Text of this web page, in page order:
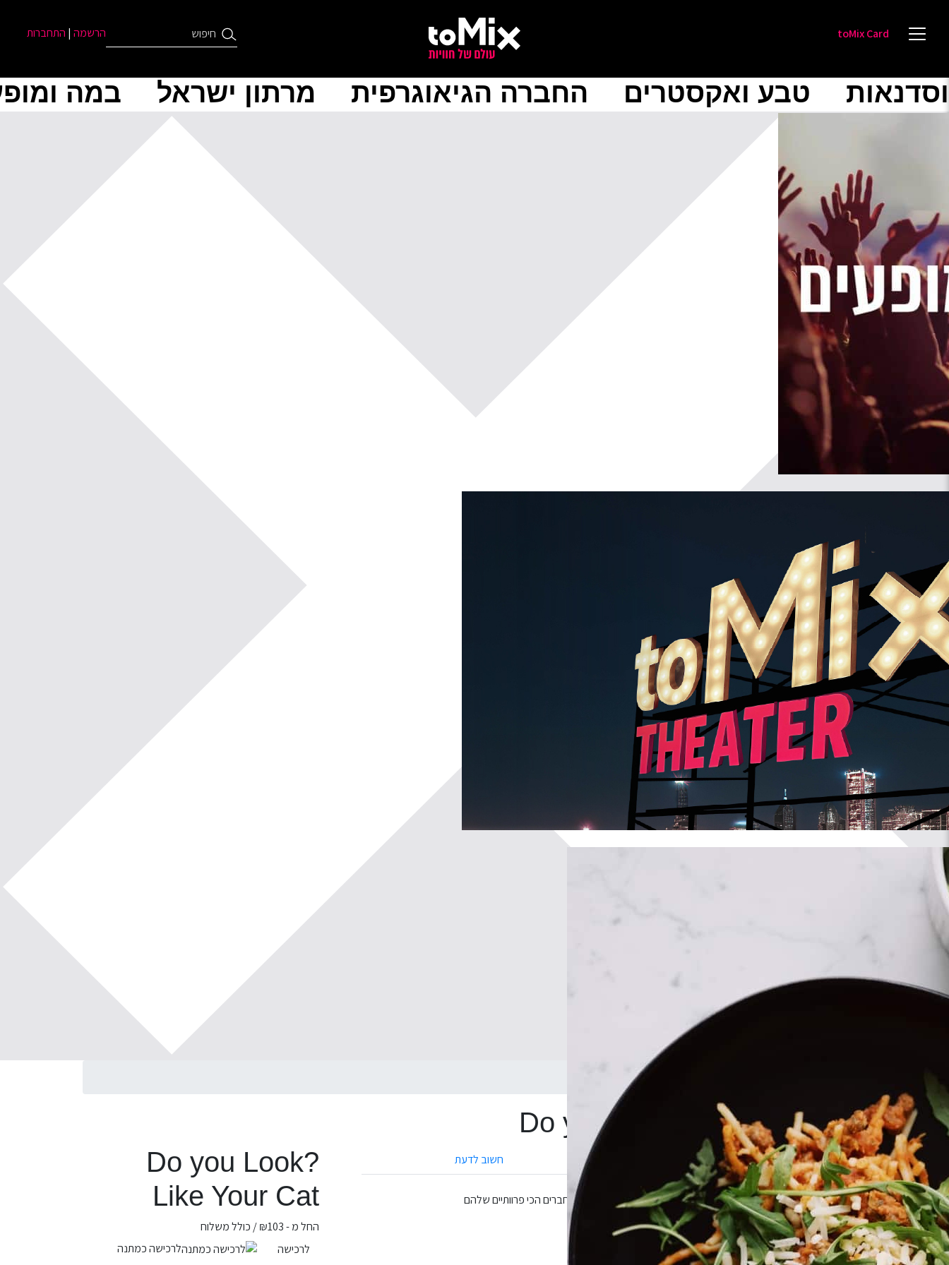
toMix Card הרשמה | התחברות
טבע ואקסטרים החברה הגיאוגרפית מרתון ישראל במה
?Do you Look Like Your Cat
מה במיקס
חשוב לדעת
50 כרטיסים מתארים תמונות מהנות של חתולים ובעלי
טקסטים הומוריסטיים כלולים בחוברת כדי לספק רמזים של 25 אנשים והחברים הכי פרוותיים שלהם
שחק כמשחק זיכרון עם הכרטיסים עם הפנים כלפי מטה לבידור נוסף.
המתנה המושלמת לאוהבי חתולים
?Do you Look
Like Your Cat
החל מ - ₪103
/ כולל משלוח
לרכישה
לרכישה כמתנה